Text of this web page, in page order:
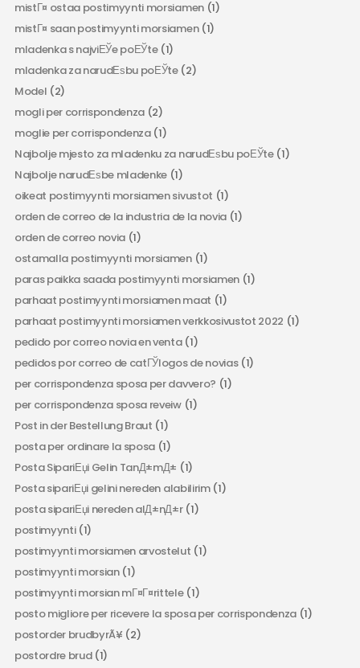
mistГ¤ ostaa postimyynti morsiamen(1)
mistГ¤ saan postimyynti morsiamen(1)
mladenka s najviЕЎe poЕЎte(1)
mladenka za narudЕѕbu poЕЎte(2)
Model (2)
mogli per corrispondenza (2)
moglie per corrispondenza(1)
Najbolje mjesto za mladenku za narudЕѕbu poЕЎte(1)
Najbolje narudЕѕbe mladenke (1)
oikeat postimyynti morsiamen sivustot (1)
orden de correo de la industria de la novia(1)
orden de correo novia (1)
ostamalla postimyynti morsiamen(1)
paras paikka saada postimyynti morsiamen(1)
parhaat postimyynti morsiamen maat (1)
parhaat postimyynti morsiamen verkkosivustot 2022 (1)
pedido por correo novia en venta(1)
pedidos por correo de catГЎlogos de novias(1)
per corrispondenza sposa per davvero? (1)
per corrispondenza sposa reveiw(1)
Post in der Bestellung Braut (1)
posta per ordinare la sposa (1)
Posta SipariЕџi Gelin TanД±mД± (1)
Posta sipariЕџi gelini nereden alabilirim(1)
posta sipariЕџi nereden alД±nД±r(1)
postimyynti(1)
postimyynti morsiamen arvostelut (1)
postimyynti morsian(1)
postimyynti morsian mГ¤Г¤rittele(1)
posto migliore per ricevere la sposa per corrispondenza (1)
postorder brudbyrÃ¥ (2)
postordre brud(1)